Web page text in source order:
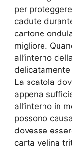
per
cadute
cartone
migliore.
all’interno
delicatamente
La scatola
appena
all’interno in
possono
dovesse
carta velina